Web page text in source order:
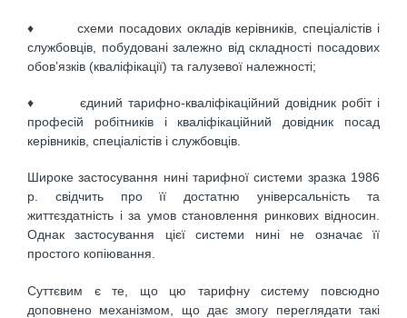
♦ схеми посадових окладів керівників, спеціалістів і
службовців, побудовані залежно від складності посадових
обов’язків (кваліфікації) та галузевої належності;
♦ єдиний тарифно-кваліфікаційний довідник робіт і
професій робітників і кваліфікаційний довідник посад
керівників, спеціалістів і службовців.
Широке застосування нині тарифної системи зразка 1986
р. свідчить про її достатню універсальність та
життєздатність і за умов становлення ринкових відносин.
Однак застосування цієї системи нині не означає її
простого копіювання.
Суттєвим є те, що цю тарифну систему повсюдно
доповнено механізмом, що дає змогу переглядати такі